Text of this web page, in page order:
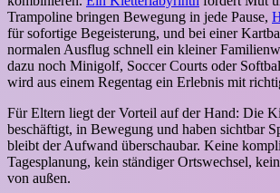
Trampoline bringen Bewegung in jede Pause,
für sofortige Begeisterung, und bei einer
normalen Ausflug schnell ein kleiner
dazu noch Minigolf, Soccer Courts oder
wird aus einem Regentag ein Erlebnis mit
Für Eltern liegt der Vorteil auf der Hand: Die
beschäftigt, in Bewegung und haben sichtbar
bleibt der Aufwand überschaubar. Keine
Tagesplanung, kein ständiger Ortswechsel,
von außen.